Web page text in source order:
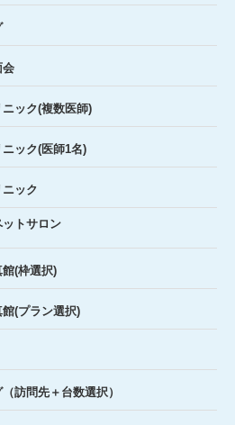
会
ック(複数医師)
ック(医師1名)
ック
ットサロン
(枠選択)
(プラン選択)
訪問先＋台数選択）